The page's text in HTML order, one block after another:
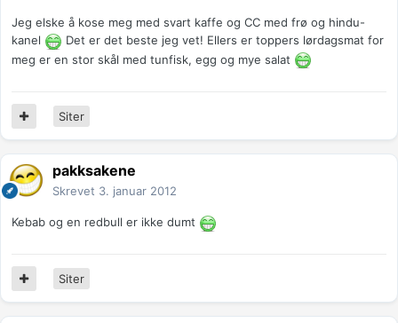
Jeg elske å kose meg med svart kaffe og CC med frø og hindu-
kanel
Det er det beste jeg vet! Ellers er toppers lørdagsmat for
meg er en stor skål med tunfisk, egg og mye salat
Siter
pakksakene
Skrevet 3. januar 2012
Kebab og en redbull er ikke dumt
Siter